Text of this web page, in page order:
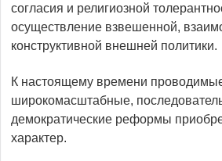
согласия и религиозной
осуществление взвешенной,
конструктивной внешней политики.
К настоящему времени
широкомасштабные,
демократические реформы
характер.